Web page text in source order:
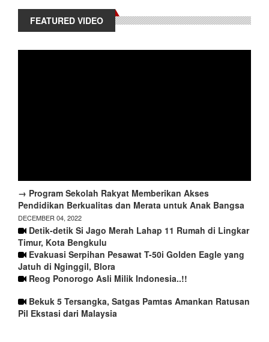
FEATURED VIDEO
→ Program Sekolah Rakyat Memberikan Akses
Pendidikan Berkualitas dan Merata untuk Anak Bangsa
DECEMBER 04, 2022
Detik-detik Si Jago Merah Lahap 11 Rumah di Lingkar
Timur, Kota Bengkulu
Evakuasi Serpihan Pesawat T-50i Golden Eagle yang
Jatuh di Nginggil, Blora
Reog Ponorogo Asli Milik Indonesia..!!
Bekuk 5 Tersangka, Satgas Pamtas Amankan Ratusan
Pil Ekstasi dari Malaysia